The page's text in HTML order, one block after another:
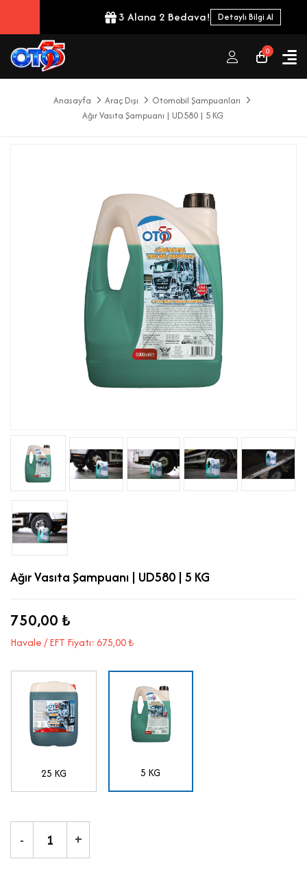
3 Alana 2 Bedava! Detaylı Bilgi Al
0
Anasayfa Araç Dışı
Otomobil Şampuanları
Ağır Vasıta Şampuanı | UD580 | 5 KG
Ağır Vasıta Şampuanı | UD580 | 5 KG
750,00 ₺
Havale / EFT Fiyatı: 675,00 ₺
25 KG 5 KG
- +